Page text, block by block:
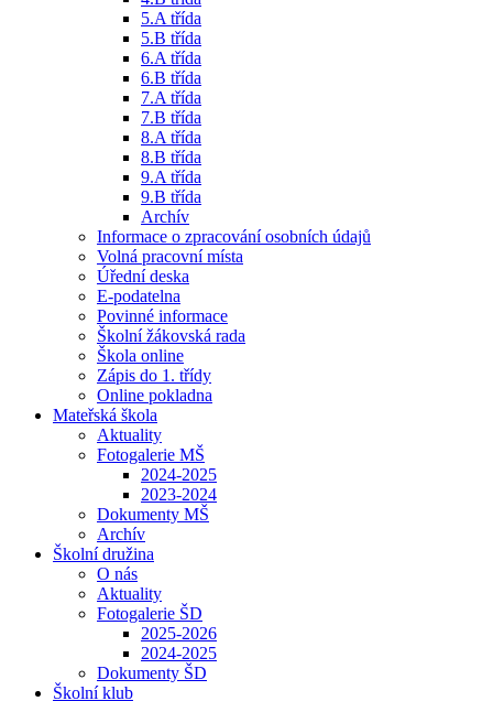
5.A třída
5.B třída
6.A třída
6.B třída
7.A třída
7.B třída
8.A třída
8.B třída
9.A třída
9.B třída
Archív
Informace o zpracování osobních údajů
Volná pracovní místa
Úřední deska
E-podatelna
Povinné informace
Školní žákovská rada
Škola online
Zápis do 1. třídy
Online pokladna
Mateřská škola
Aktuality
Fotogalerie MŠ
2024-2025
2023-2024
Dokumenty MŠ
Archív
Školní družina
O nás
Aktuality
Fotogalerie ŠD
2025-2026
2024-2025
Dokumenty ŠD
Školní klub